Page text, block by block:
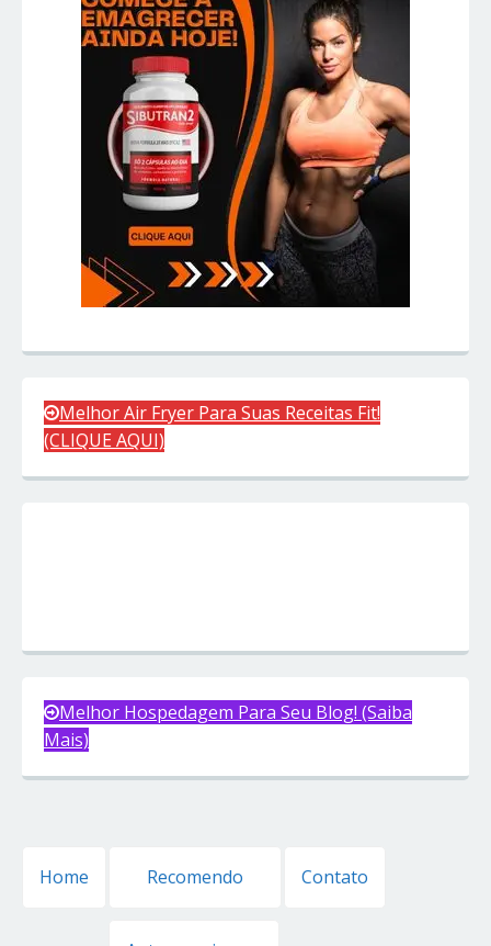
Melhor Air Fryer Para Suas Receitas Fit!
(CLIQUE AQUI)
Melhor Hospedagem Para Seu Blog! (Saiba
Mais)
Home Recomendo Contato